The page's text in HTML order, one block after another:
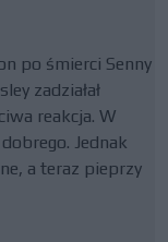
po śmierci Senny
zadziałał
reakcja. W
Jednak
a teraz pieprzy